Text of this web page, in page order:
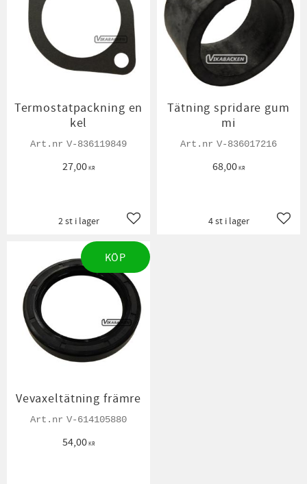
Termostatpackning en
kel
V-836119849
27,00KR
Lägg till i favoriter
2 st i lager
Tätning spridare gum
mi
V-836017216
68,00KR
4 st i lager
Vevaxeltätning främre
V-614105880
54,00KR
KÖP